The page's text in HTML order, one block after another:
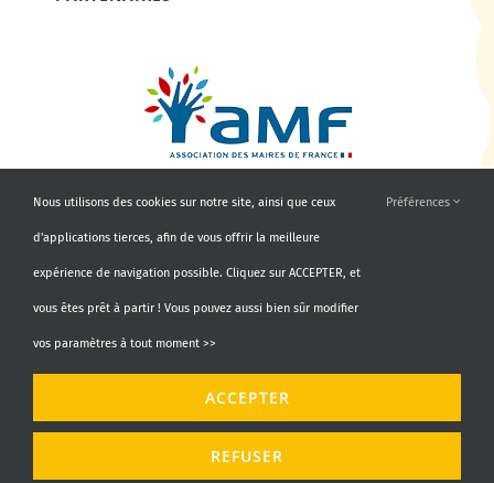
Nous utilisons des cookies sur notre site, ainsi que ceux
d'applications tierces, afin de vous offrir la meilleure
expérience de navigation possible. Cliquez sur ACCEPTER, et
vous êtes prêt à partir ! Vous pouvez aussi bien sûr modifier
vos paramètres à tout moment >>
Préférences
ACCEPTER
REFUSER